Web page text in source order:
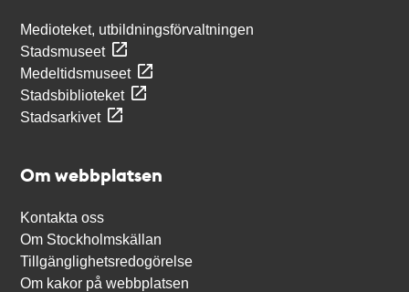
Medioteket, utbildningsförvaltningen
Stadsmuseet
Medeltidsmuseet
Stadsbiblioteket
Stadsarkivet
Om webbplatsen
Kontakta oss
Om Stockholmskällan
Tillgänglighetsredogörelse
Om kakor på webbplatsen